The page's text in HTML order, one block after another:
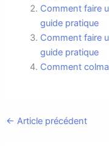
Comment faire
guide pratique
Comment faire
guide pratique
Comment
← Article précédent